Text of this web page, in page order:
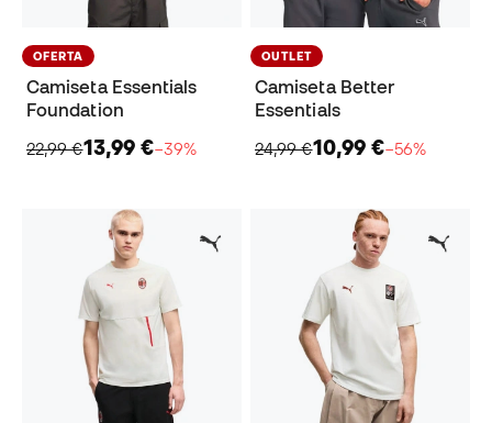
OFERTA
Camiseta Essentials
Foundation
22,99 €13,99 €−39%
OUTLET
Camiseta Better
Essentials
24,99 €10,99 €−56%